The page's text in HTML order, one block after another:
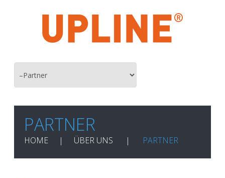
PARTNER
HOME ÜBER UNS PARTNER